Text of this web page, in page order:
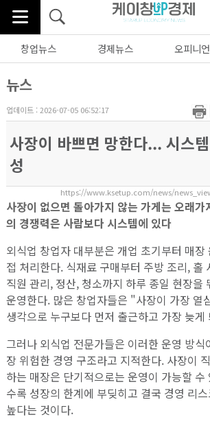
창업뉴스 경제뉴스 오피니언
뉴스
업데이트 : 2026-07-05 06:52:17
사장이 바쁘면 망한다... 시스
성
https://www.ksetup.com/news/
사장이 없으면 돌아가지 않는 가게는 오래
의 경쟁력은 사람보다 시스템에 있다
외식업 창업자 대부분은 개업 초기부터 매장
접 처리한다. 식재료 구매부터 주방 조리, 홀
직원 관리, 정산, 청소까지 하루 종일 현장을
운영한다. 많은 창업자들은 "사장이 가장 열
생각으로 누구보다 먼저 출근하고 가장 늦게
그러나 외식업 전문가들은 이러한 운영 방
장 위험한 경영 구조라고 지적한다. 사장이
하는 매장은 단기적으로는 운영이 가능할
수록 성장의 한계에 부딪히고 결국 경영 리
높다는 것이다.